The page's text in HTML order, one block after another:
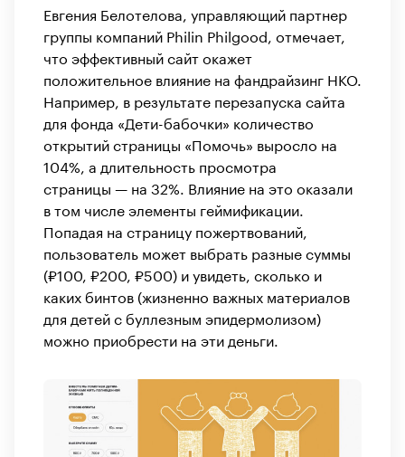
Евгения Белотелова, управляющий партнер
группы компаний Philin Philgood, отмечает,
что эффективный сайт окажет
положительное влияние на фандрайзинг НКО.
Например, в результате перезапуска сайта
для фонда «Дети-бабочки» количество
открытий страницы «Помочь» выросло на
104%, а длительность просмотра
страницы — на 32%. Влияние на это оказали
в том числе элементы геймификации.
Попадая на страницу пожертвований,
пользователь может выбрать разные суммы
(₽100, ₽200, ₽500) и увидеть, сколько и
каких бинтов (жизненно важных материалов
для детей с буллезным эпидермолизом)
можно приобрести на эти деньги.